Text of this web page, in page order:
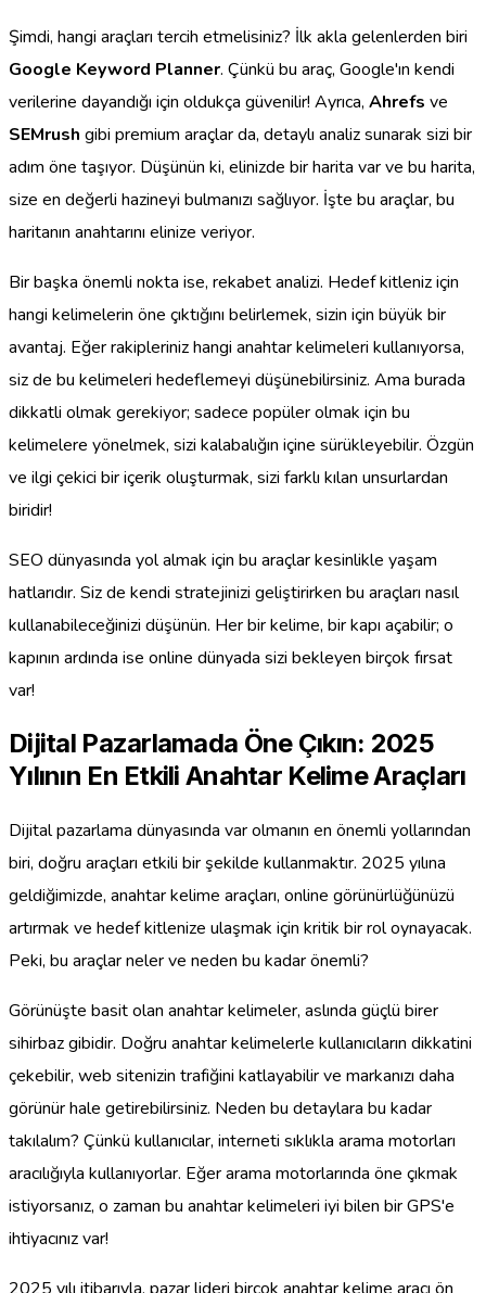
Şimdi, hangi araçları tercih etmelisiniz? İlk akla gelenlerden biri
Google Keyword Planner. Çünkü bu araç, Google'ın kendi
verilerine dayandığı için oldukça güvenilir! Ayrıca, Ahrefs ve
SEMrush gibi premium araçlar da, detaylı analiz sunarak sizi bir
adım öne taşıyor. Düşünün ki, elinizde bir harita var ve bu harita,
size en değerli hazineyi bulmanızı sağlıyor. İşte bu araçlar, bu
haritanın anahtarını elinize veriyor.
Bir başka önemli nokta ise, rekabet analizi. Hedef kitleniz için
hangi kelimelerin öne çıktığını belirlemek, sizin için büyük bir
avantaj. Eğer rakipleriniz hangi anahtar kelimeleri kullanıyorsa,
siz de bu kelimeleri hedeflemeyi düşünebilirsiniz. Ama burada
dikkatli olmak gerekiyor; sadece popüler olmak için bu
kelimelere yönelmek, sizi kalabalığın içine sürükleyebilir. Özgün
ve ilgi çekici bir içerik oluşturmak, sizi farklı kılan unsurlardan
biridir!
SEO dünyasında yol almak için bu araçlar kesinlikle yaşam
hatlarıdır. Siz de kendi stratejinizi geliştirirken bu araçları nasıl
kullanabileceğinizi düşünün. Her bir kelime, bir kapı açabilir; o
kapının ardında ise online dünyada sizi bekleyen birçok fırsat
var!
Dijital Pazarlamada Öne Çıkın: 2025
Yılının En Etkili Anahtar Kelime Araçları
Dijital pazarlama dünyasında var olmanın en önemli yollarından
biri, doğru araçları etkili bir şekilde kullanmaktır. 2025 yılına
geldiğimizde, anahtar kelime araçları, online görünürlüğünüzü
artırmak ve hedef kitlenize ulaşmak için kritik bir rol oynayacak.
Peki, bu araçlar neler ve neden bu kadar önemli?
Görünüşte basit olan anahtar kelimeler, aslında güçlü birer
sihirbaz gibidir. Doğru anahtar kelimelerle kullanıcıların dikkatini
çekebilir, web sitenizin trafiğini katlayabilir ve markanızı daha
görünür hale getirebilirsiniz. Neden bu detaylara bu kadar
takılalım? Çünkü kullanıcılar, interneti sıklıkla arama motorları
aracılığıyla kullanıyorlar. Eğer arama motorlarında öne çıkmak
istiyorsanız, o zaman bu anahtar kelimeleri iyi bilen bir GPS'e
ihtiyacınız var!